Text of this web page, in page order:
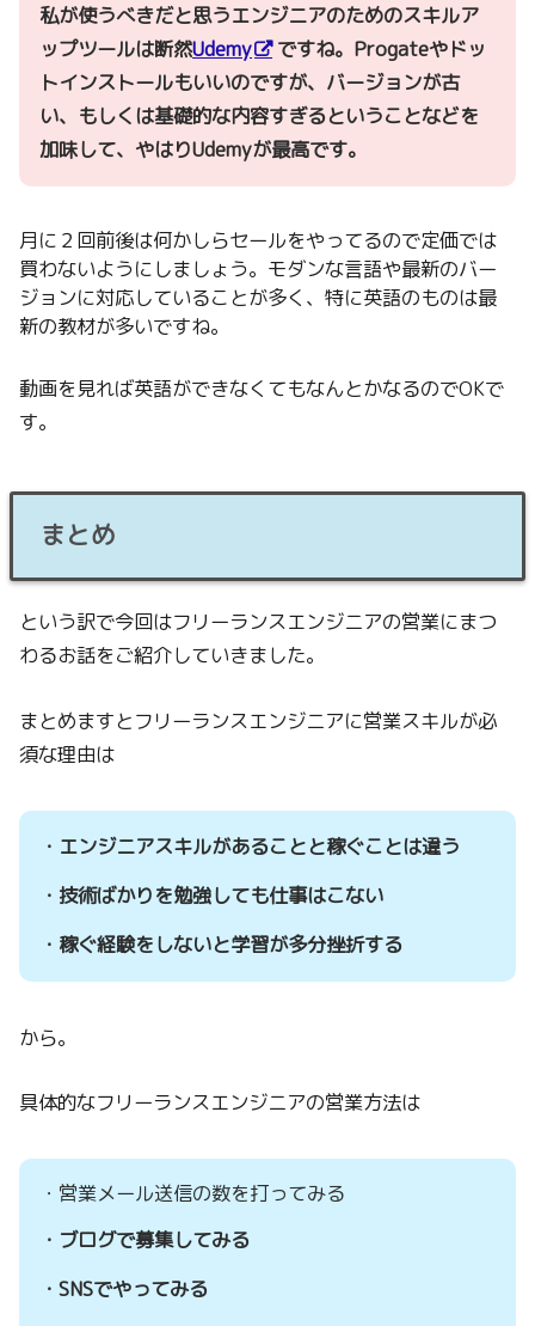
私が使うべきだと思うエンジニアのためのスキルア
ップツールは断然Udemy
ですね。Progateやドッ
トインストールもいいのですが、バージョンが古
い、もしくは基礎的な内容すぎるということなどを
加味して、やはりUdemyが最高です。
月に２回前後は何かしらセールをやってるので定価では
買わないようにしましょう。モダンな言語や最新のバー
ジョンに対応していることが多く、特に英語のものは最
新の教材が多いですね。
動画を見れば英語ができなくてもなんとかなるのでOKで
す。
まとめ
という訳で今回はフリーランスエンジニアの営業にまつ
わるお話をご紹介していきました。
まとめますとフリーランスエンジニアに営業スキルが必
須な理由は
・エンジニアスキルがあることと稼ぐことは違う
・技術ばかりを勉強しても仕事はこない
・稼ぐ経験をしないと学習が多分挫折する
から。
具体的なフリーランスエンジニアの営業方法は
・営業メール送信の数を打ってみる
・ブログで募集してみる
・SNSでやってみる